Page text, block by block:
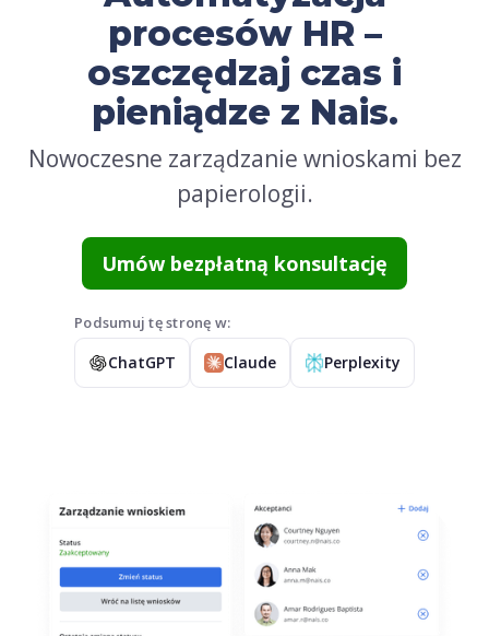
procesów HR –
oszczędzaj czas i
pieniądze z Nais.
Nowoczesne zarządzanie wnioskami bez
papierologii.
Umów bezpłatną konsultację
Podsumuj tę stronę w:
ChatGPT Claude Perplexity